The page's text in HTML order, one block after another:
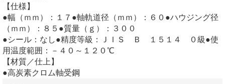
【仕様】
●幅（ｍｍ）：１７●軸軌道径（ｍｍ）：６０●ハウジング径
（ｍｍ）：８５●質量（ｇ）：３００
●シール：なし●精度等級：ＪＩＳ Ｂ １５１４ ０級●使
用温度範囲：－４０～１２０℃
【材質／仕上】
●高炭素クロム軸受鋼